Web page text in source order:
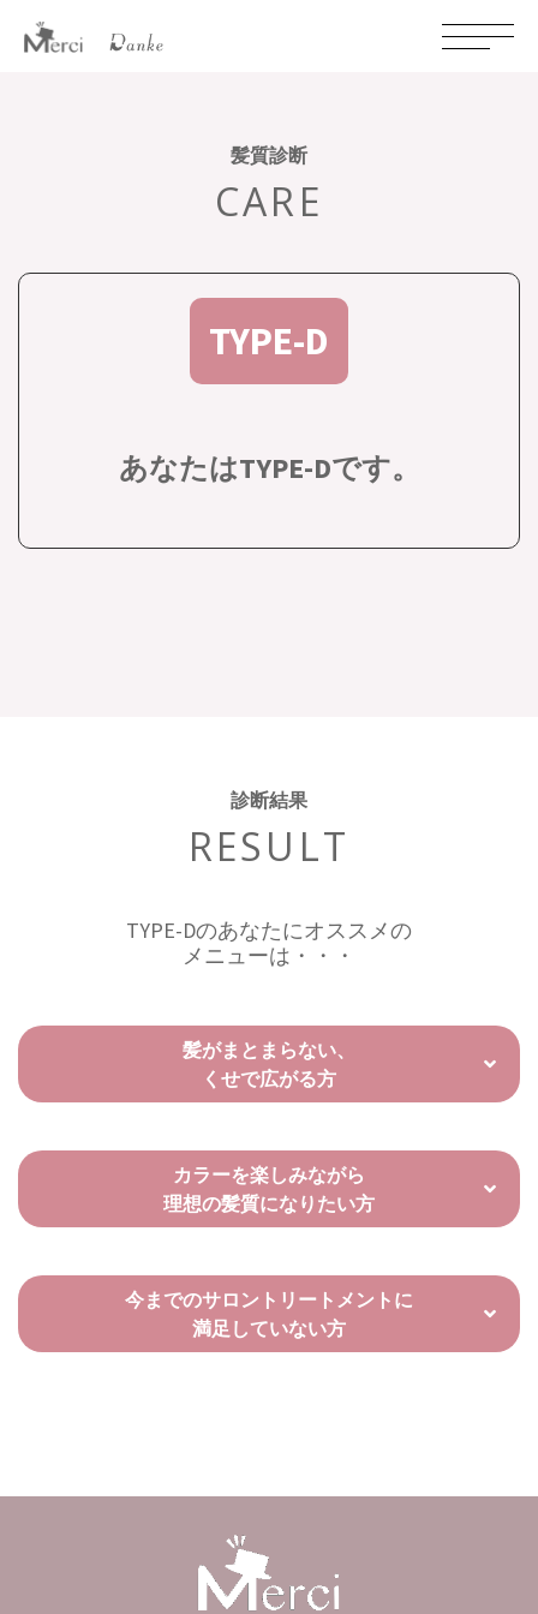
髪質診断
CARE
TYPE-D
あなたはTYPE-Dです。
診断結果
RESULT
TYPE-Dのあなたにオススメの
メニューは・・・
髪がまとまらない、
くせで広がる方
カラーを楽しみながら
理想の髪質になりたい方
今までのサロントリートメントに
満足していない方